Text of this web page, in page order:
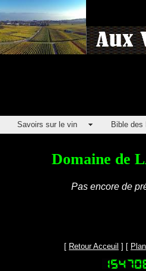
Savoirs sur le vin Bible des
Domaine de
Pas encore de
[ Retour Acceuil ] [